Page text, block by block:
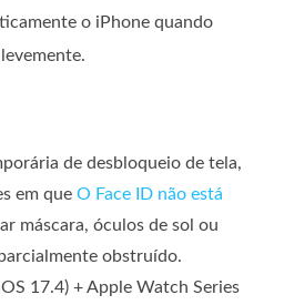
o iPhone quando
de desbloqueio de tela,
em que O Face ID não está
máscara, óculos de sol ou
obstruído.
17.4) + Apple Watch Series